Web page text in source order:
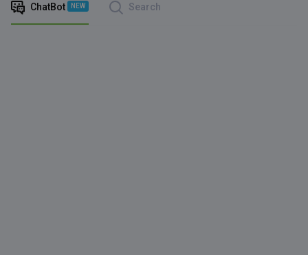
ChatBot NEW Search